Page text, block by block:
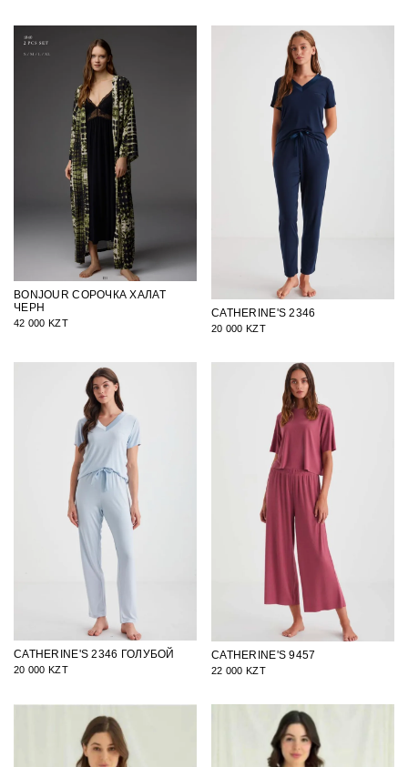
BONJOUR СОРОЧКА ХАЛАТ
ЧЕРН
42 000 KZT
CATHERINE'S 2346
20 000 KZT
CATHERINE'S 2346 ГОЛУБОЙ
20 000 KZT
CATHERINE'S 9457
22 000 KZT